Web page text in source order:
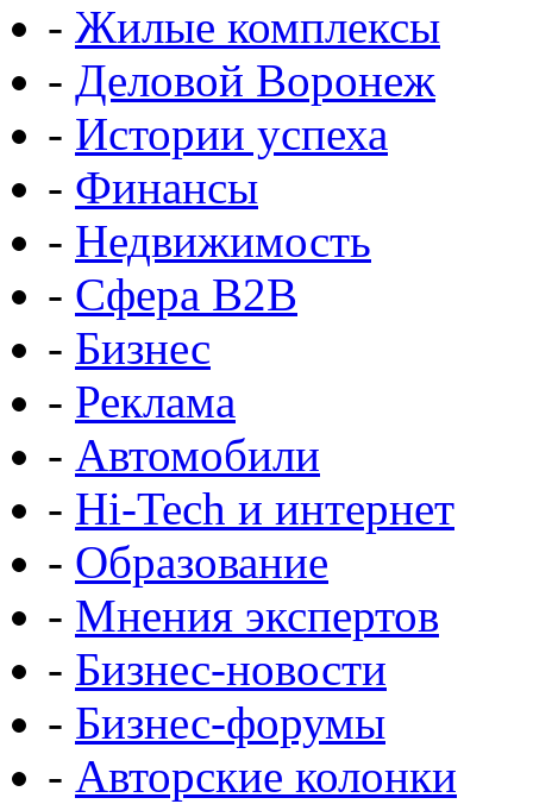
- Жилые комплексы
- Деловой Воронеж
- Истории успеха
- Финансы
- Недвижимость
- Сфера B2B
- Бизнес
- Реклама
- Автомобили
- Hi-Tech и интернет
- Образование
- Мнения экспертов
- Бизнес-новости
- Бизнес-форумы
- Авторские колонки